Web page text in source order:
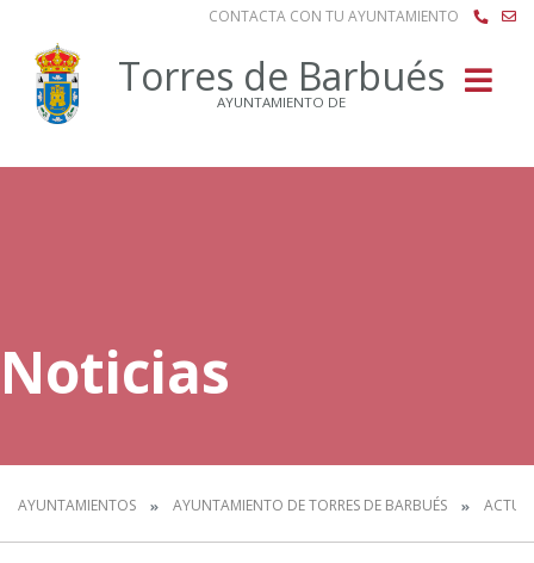
CONTACTA CON TU AYUNTAMIENTO
Torres de Barbués
AYUNTAMIENTO DE
Noticias
AYUNTAMIENTOS AYUNTAMIENTO DE TORRES DE BARBUÉS